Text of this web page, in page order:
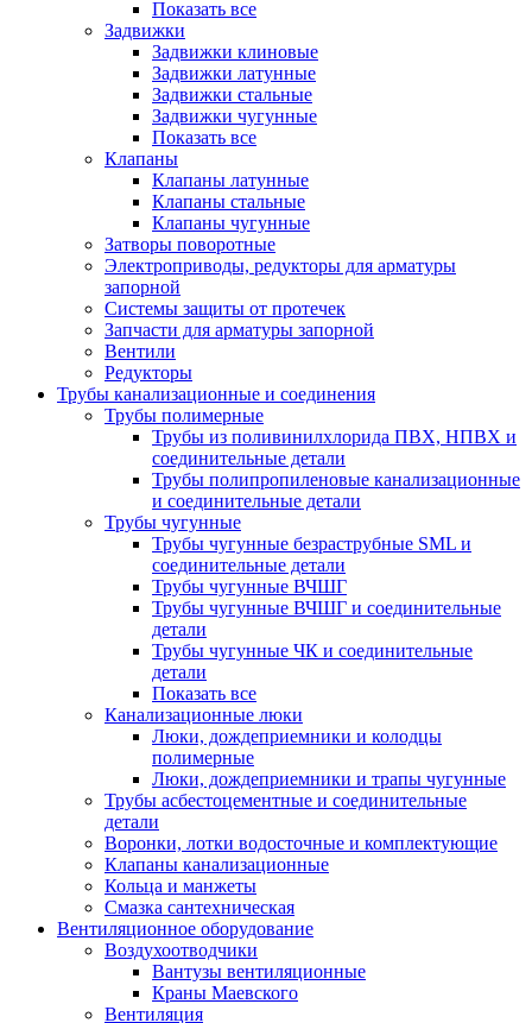
Показать все
Задвижки
Задвижки клиновые
Задвижки латунные
Задвижки стальные
Задвижки чугунные
Показать все
Клапаны
Клапаны латунные
Клапаны стальные
Клапаны чугунные
Затворы поворотные
Электроприводы, редукторы для арматуры
запорной
Системы защиты от протечек
Запчасти для арматуры запорной
Вентили
Редукторы
Трубы канализационные и соединения
Трубы полимерные
Трубы из поливинилхлорида ПВХ, НПВХ и
соединительные детали
Трубы полипропиленовые канализационные
и соединительные детали
Трубы чугунные
Трубы чугунные безраструбные SML и
соединительные детали
Трубы чугунные ВЧШГ
Трубы чугунные ВЧШГ и соединительные
детали
Трубы чугунные ЧК и соединительные
детали
Показать все
Канализационные люки
Люки, дождеприемники и колодцы
полимерные
Люки, дождеприемники и трапы чугунные
Трубы асбестоцементные и соединительные
детали
Воронки, лотки водосточные и комплектующие
Клапаны канализационные
Кольца и манжеты
Смазка сантехническая
Вентиляционное оборудование
Воздухоотводчики
Вантузы вентиляционные
Краны Маевского
Вентиляция